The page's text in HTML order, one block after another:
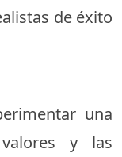
de éxito
una
y las